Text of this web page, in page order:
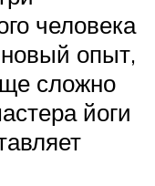
человека
опыт,
сложно
йоги